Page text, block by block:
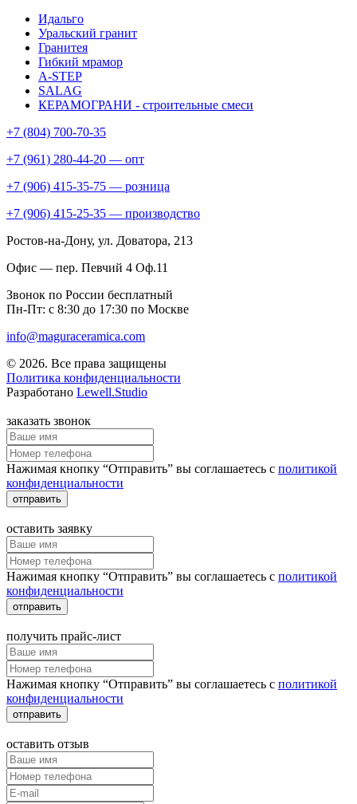
Идальго
Уральский гранит
Гранитея
Гибкий мрамор
A-STEP
SALAG
КЕРАМОГРАНИ - строительные смеси
+7 (804) 700-70-35
+7 (961) 280-44-20 — опт
+7 (906) 415-35-75 — розница
+7 (906) 415-25-35 — производство
Ростов-на-Дону, ул. Доватора, 213
Офис — пер. Певчий 4 Оф.11
Звонок по России бесплатный
Пн-Пт: с 8:30 до 17:30 по Москве
info@maguraceramica.com
© 2026. Все права защищены
Политика конфиденциальности
Разработано Lewell.Studio
заказать звонок
Нажимая кнопку “Отправить” вы соглашаетесь с политикой
конфиденциальности
отправить
оставить заявку
Нажимая кнопку “Отправить” вы соглашаетесь с политикой
конфиденциальности
отправить
получить прайс-лист
Нажимая кнопку “Отправить” вы соглашаетесь с политикой
конфиденциальности
отправить
оставить отзыв